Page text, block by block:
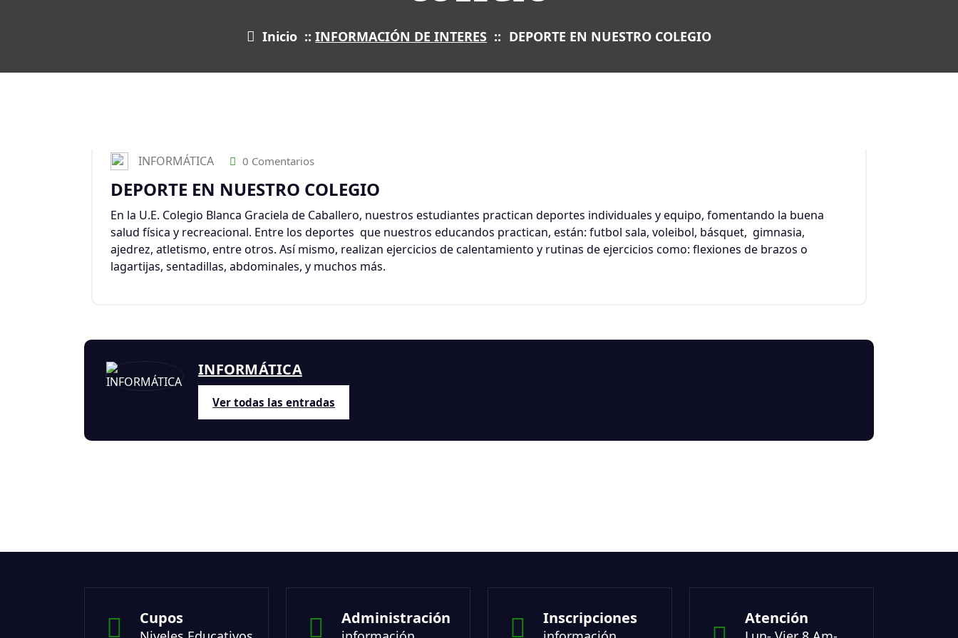
Inicio ::INFORMACIÓN DE INTERES :: DEPORTE EN NUESTRO COLEGIO
INFORMÁTICA 0 Comentarios
DEPORTE EN NUESTRO COLEGIO
En la U.E. Colegio Blanca Graciela de Caballero, nuestros estudiantes practican deportes individuales y equipo, fomentando la buena
salud física y recreacional. Entre los deportes que nuestros educandos practican, están: futbol sala, voleibol, básquet, gimnasia,
ajedrez, atletismo, entre otros. Así mismo, realizan ejercicios de calentamiento y rutinas de ejercicios como: flexiones de brazos o
lagartijas, sentadillas, abdominales, y muchos más.
INFORMÁTICA
Ver todas las entradas
Cupos Administración Inscripciones Atención